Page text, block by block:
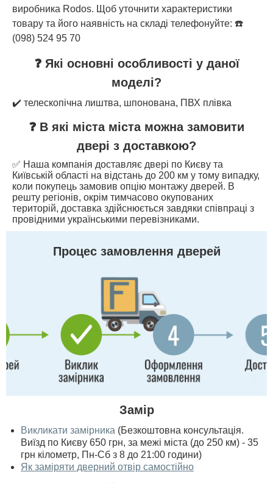
виробника Rodos. Щоб уточнити характеристики
товару та його наявність на складі телефонуйте: ☎️
(098) 524 95 70
❓ Які основні особливості у даної
моделі?
✔️ телескопічна лиштва, шпонована, ПВХ плівка
❓ В які міста міста можна замовити
двері з доставкою?
✅ Наша компанія доставляє двері по Києву та
Київській області на відстань до 200 км у тому випадку,
коли покупець замовив опцію монтажу дверей. В
решту регіонів, окрім тимчасово окупованих
територій, доставка здійснюється завдяки співпраці з
провідними українськими перевізниками.
Процес замовлення дверей
Замір
Викликати замірника (Безкоштовна консультація.
Виїзд по Києву 650 грн, за межі міста (до 250 км) - 35
грн кілометр, Пн-Сб з 8 до 21:00 години)
Як заміряти дверний отвір самостійно